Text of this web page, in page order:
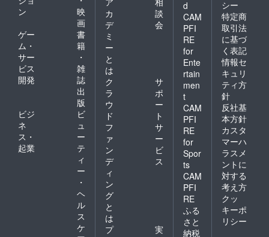
ン
映
画
ゲー
ム・
サー
ビス
開発
書
籍
・
雑
誌
出
版
ビジ
ネ
ス・
起業
ビ
ュ
ー
テ
ィ
ー
・
ヘ
ル
ス
ケ
カ
デ
ミ
ー
と
は
談
会
ク
ラ
ウ
ド
フ
ァ
ン
デ
ィ
ン
グ
と
は
サ
ポ
ー
ト
サ
ー
ビ
ス
プ
実
d
CAM
PFI
RE
for
Ente
rtain
men
t
CAM
PFI
RE
for
Spor
ts
CAM
PFI
RE
ふる
さと
納税
シー
特定商
取引法
に基づ
く表記
情報セ
キュリ
ティ方
針
反社基
本方針
カスタ
マーハ
ラスメ
ントに
対する
考え方
クッ
キーポ
リシー